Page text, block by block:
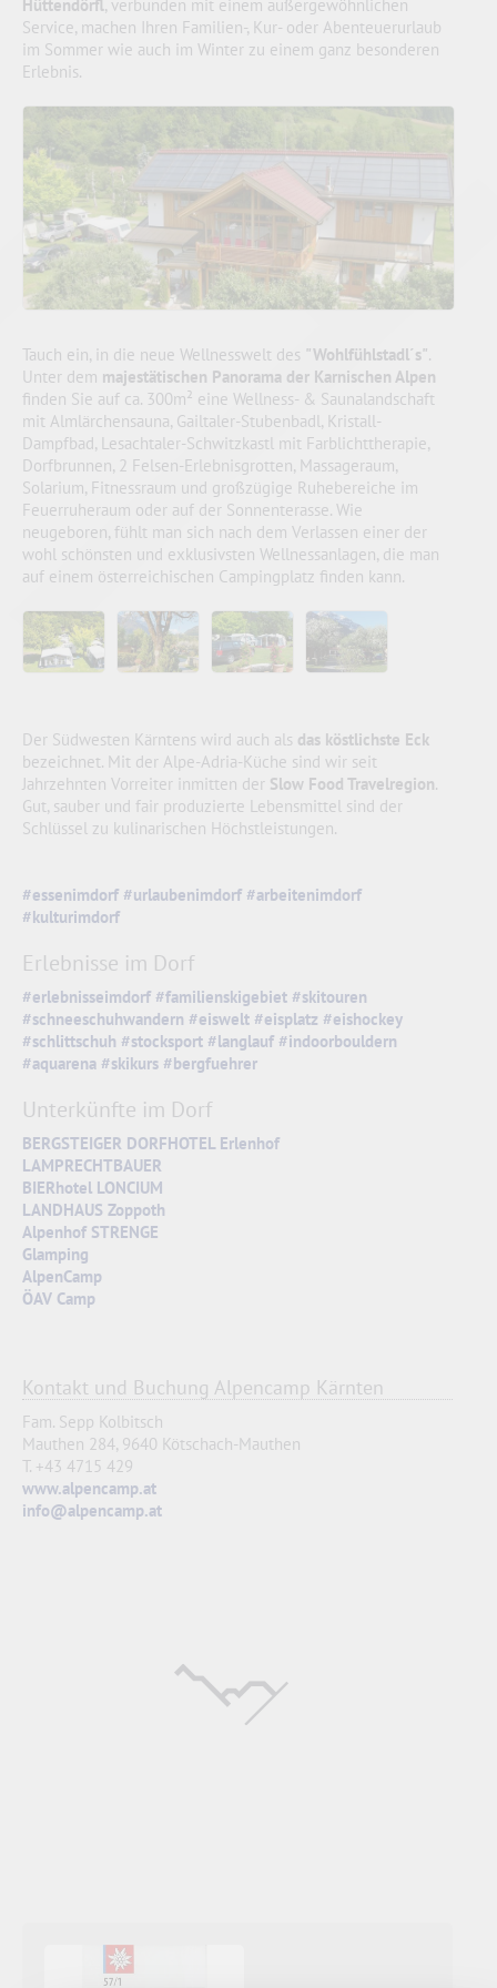
Hüttendörfl, verbunden mit einem außergewöhnlichen
Service, machen Ihren Familien-, Kur- oder Abenteuerurlaub
im Sommer wie auch im Winter zu einem ganz besonderen
Erlebnis.
Tauch ein, in die neue Wellnesswelt des "Wohlfühlstadl´s".
Unter dem majestätischen Panorama der Karnischen Alpen
finden Sie auf ca. 300m² eine Wellness- & Saunalandschaft
mit Almlärchensauna, Gailtaler-Stubenbadl, Kristall-
Dampfbad, Lesachtaler-Schwitzkastl mit Farblichttherapie,
Dorfbrunnen, 2 Felsen-Erlebnisgrotten, Massageraum,
Solarium, Fitnessraum und großzügige Ruhebereiche im
Feuerruheraum oder auf der Sonnenterasse. Wie
neugeboren, fühlt man sich nach dem Verlassen einer der
wohl schönsten und exklusivsten Wellnessanlagen, die man
auf einem österreichischen Campingplatz finden kann.
Der Südwesten Kärntens wird auch als das köstlichste Eck
bezeichnet. Mit der Alpe-Adria-Küche sind wir seit
Jahrzehnten Vorreiter inmitten der Slow Food Travelregion.
Gut, sauber und fair produzierte Lebensmittel sind der
Schlüssel zu kulinarischen Höchstleistungen.
#essenimdorf #urlaubenimdorf #arbeitenimdorf
#kulturimdorf
Erlebnisse im Dorf
#erlebnisseimdorf #familienskigebiet #skitouren
#schneeschuhwandern #eiswelt #eisplatz #eishockey
#schlittschuh #stocksport #langlauf #indoorbouldern
#aquarena #skikurs #bergfuehrer
Unterkünfte im Dorf
BERGSTEIGER DORFHOTEL Erlenhof
LAMPRECHTBAUER
BIERhotel LONCIUM
LANDHAUS Zoppoth
Alpenhof STRENGE
Glamping
AlpenCamp
ÖAV Camp
Kontakt und Buchung Alpencamp Kärnten
Fam. Sepp Kolbitsch
Mauthen 284, 9640 Kötschach-Mauthen
T. +43 4715 429
www.alpencamp.at
info@alpencamp.at